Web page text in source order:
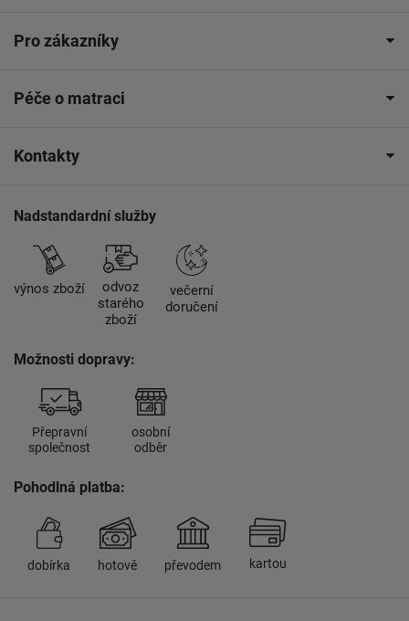
Pro zákazníky
Péče o matraci
Kontakty
Nadstandardní služby
výnos zboží
odvoz
starého
zboží
večerní
doručení
Možnosti dopravy:
Přepravní
společnost
osobní
odběr
Pohodlná platba:
dobírka hotově převodem kartou